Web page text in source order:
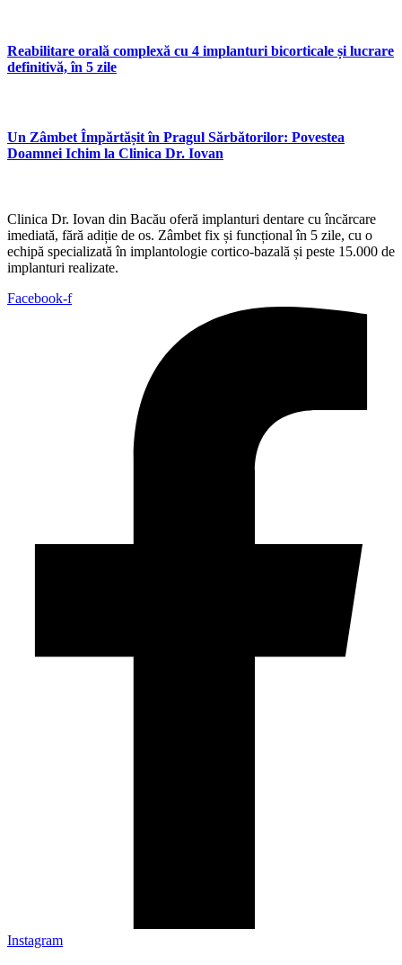
Reabilitare orală complexă cu 4 implanturi bicorticale și lucrare
definitivă, în 5 zile
Un Zâmbet Împărtășit în Pragul Sărbătorilor: Povestea
Doamnei Ichim la Clinica Dr. Iovan
Clinica Dr. Iovan din Bacău oferă implanturi dentare cu încărcare
imediată, fără adiție de os. Zâmbet fix și funcțional în 5 zile, cu o
echipă specializată în implantologie cortico-bazală și peste 15.000 de
implanturi realizate.
Facebook-f
Instagram